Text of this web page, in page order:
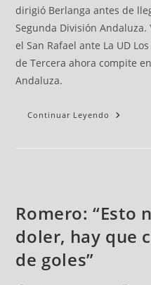
dirigió Berlanga antes de
Segunda División
el San Rafael ante La UD
de Tercera ahora compite
Andaluza.
Continuar Leyendo
Romero: “Esto
doler, hay que
de goles”